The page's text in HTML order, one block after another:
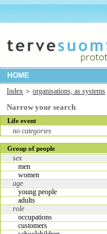
HOME
Index
organisations, as systems
Narrow your search
Life event
no categories
Group of people
sex
men
women
age
young people
adults
role
occupations
customers